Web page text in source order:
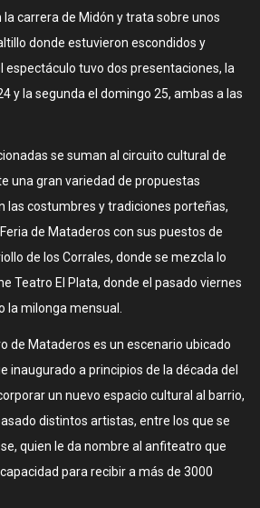
la carrera de Midón y trata sobre unos
donde estuvieron escondidos y
espectáculo tuvo dos presentaciones, la
y la segunda el domingo 25, ambas a las
se suman al circuito cultural de
una gran variedad de propuestas
las costumbres y tradiciones porteñas,
de Mataderos con sus puestos de
de los Corrales, donde se mezcla lo
Teatro El Plata, donde el pasado viernes
la milonga mensual.
de Mataderos es un escenario ubicado
inaugurado a principios de la década del
un nuevo espacio cultural al barrio,
distintos artistas, entre los que se
quien le da nombre al anfiteatro que
para recibir a más de 3000